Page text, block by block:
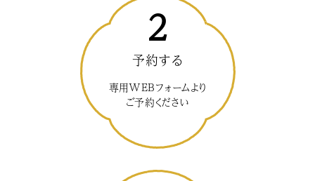
2
予約する
専用WEBフォームより
ご予約ください